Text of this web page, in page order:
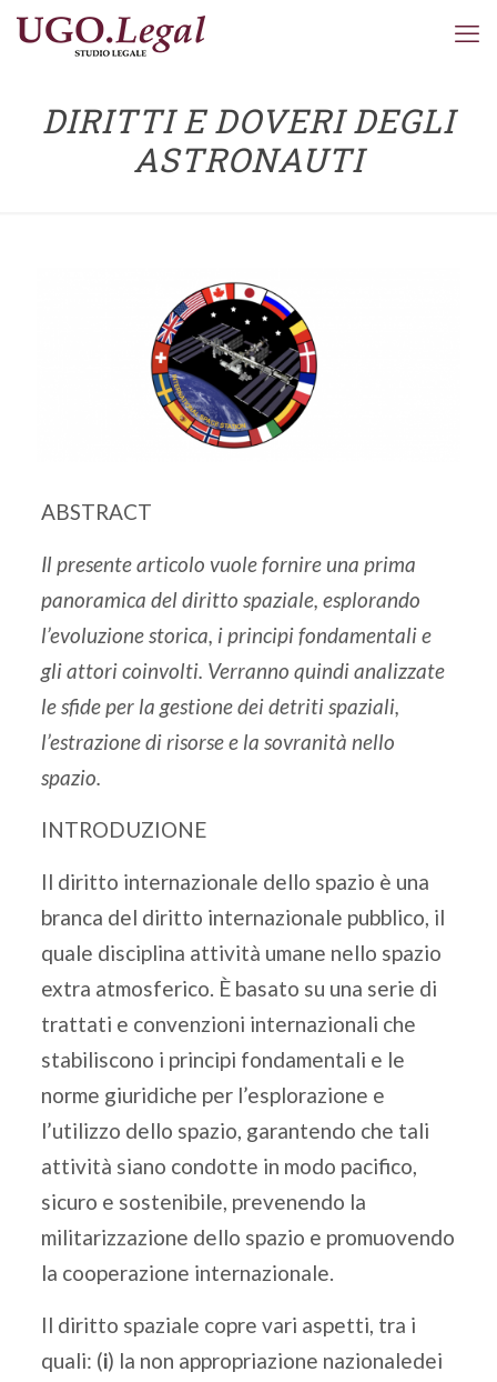
DIRITTI E DOVERI DEGLI
ASTRONAUTI
ABSTRACT
Il presente articolo vuole fornire una prima
panoramica del diritto spaziale, esplorando
l’evoluzione storica, i principi fondamentali e
gli attori coinvolti. Verranno quindi analizzate
le sfide per la gestione dei detriti spaziali,
l’estrazione di risorse e la sovranità nello
spazio.
INTRODUZIONE
Il diritto internazionale dello spazio è una
branca del diritto internazionale pubblico, il
quale disciplina attività umane nello spazio
extra atmosferico. È basato su una serie di
trattati e convenzioni internazionali che
stabiliscono i principi fondamentali e le
norme giuridiche per l’esplorazione e
l’utilizzo dello spazio, garantendo che tali
attività siano condotte in modo pacifico,
sicuro e sostenibile, prevenendo la
militarizzazione dello spazio e promuovendo
la cooperazione internazionale.
Il diritto spaziale copre vari aspetti, tra i
quali: (i) la non appropriazione nazionaledei